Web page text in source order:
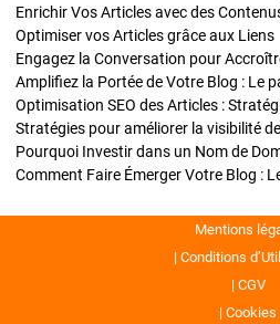
Optimiser vos Articles grâce aux Liens
Engagez la Conversation pour
Amplifiez la Portée de Votre Blog : Le
Mentions
Conditions
CGV
Cookies